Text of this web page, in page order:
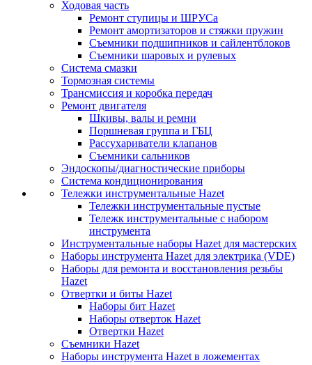
Ходовая часть
Ремонт ступицы и ШРУСа
Ремонт амортизаторов и стяжки пружин
Съемники подшипников и сайлентблоков
Съемники шаровых и рулевых
Система смазки
Тормозная системы
Трансмиссия и коробка передач
Ремонт двигателя
Шкивы, валы и ремни
Поршневая группа и ГБЦ
Рассухариватели клапанов
Съемники сальников
Эндоскопы/диагностические приборы
Система кондиционирования
Тележки инструментальные Hazet
Тележки инструментальные пустые
Тележк инструментальные с набором
инструмента
Инструментальные наборы Hazet для мастерских
Наборы инструмента Hazet для электрика (VDE)
Наборы для ремонта и восстановления резьбы
Hazet
Отвертки и биты Hazet
Наборы бит Hazet
Наборы отверток Hazet
Отвертки Hazet
Съемники Hazet
Наборы инструмента Hazet в ложементах